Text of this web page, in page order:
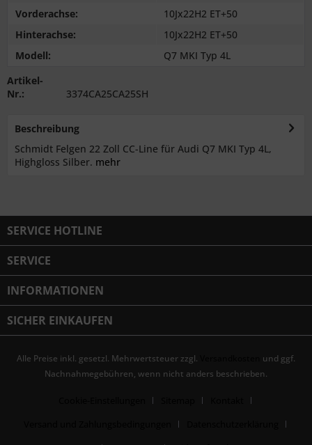
Vorderachse:
10Jx22H2 ET+50
Hinterachse:
10Jx22H2 ET+50
Modell:
Q7 MKI Typ 4L
Artikel-
Nr.:
3374CA25CA25SH
Beschreibung
Schmidt Felgen 22 Zoll CC-Line für Audi Q7 MKI Typ 4L,
Highgloss Silber. mehr
SERVICE HOTLINE
SERVICE
INFORMATIONEN
SICHER EINKAUFEN
Alle Preise inkl. gesetzl. Mehrwertsteuer zzgl.
und ggf.
Nachnahmegebühren, wenn nicht anders beschrieben.